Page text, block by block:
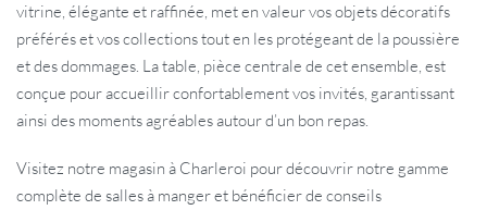
vitrine, élégante et raffinée, met en valeur vos objets décoratifs
préférés et vos collections tout en les protégeant de la poussière
et des dommages. La table, pièce centrale de cet ensemble, est
conçue pour accueillir confortablement vos invités, garantissant
ainsi des moments agréables autour d’un bon repas.
Visitez notre magasin à Charleroi pour découvrir notre gamme
complète de salles à manger et bénéficier de conseils